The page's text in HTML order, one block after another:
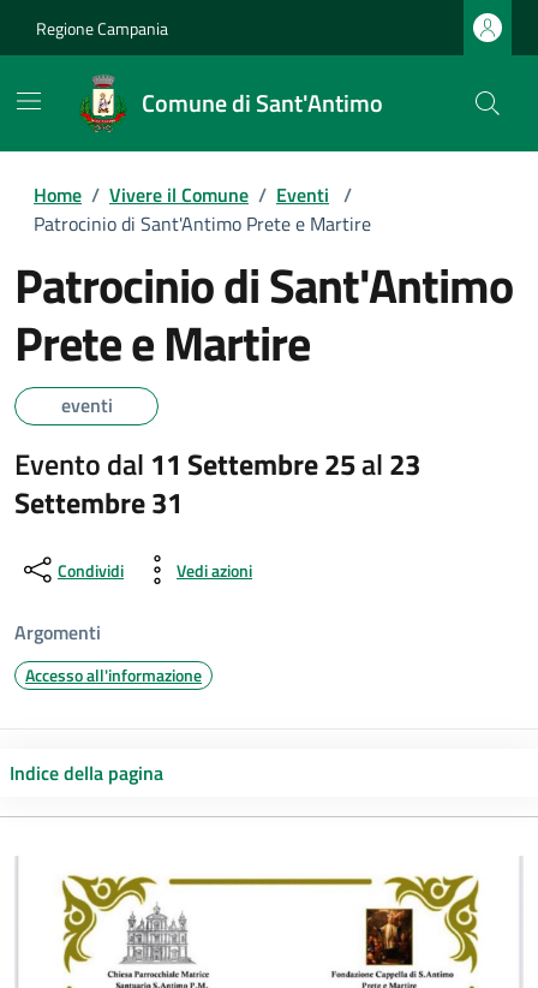
Regione Campania
Comune di Sant'Antimo
Home / Vivere il Comune / Eventi /
Patrocinio di Sant'Antimo Prete e Martire
Patrocinio di Sant'Antimo
Prete e Martire
eventi
Evento dal 11 Settembre 25al23
Settembre 31
Condividi Vedi azioni
Argomenti
Accesso all'informazione
Indice della pagina